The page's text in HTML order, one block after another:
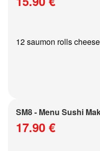
12 saumon rolls
SM8 - Menu Sushi
17.90 €